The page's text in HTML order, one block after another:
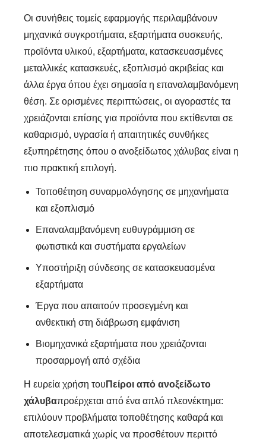
Οι συνήθεις τομείς εφαρμογής περιλαμβάνουν
μηχανικά συγκροτήματα, εξαρτήματα συσκευής,
προϊόντα υλικού, εξαρτήματα, κατασκευασμένες
μεταλλικές κατασκευές, εξοπλισμό ακριβείας και
άλλα έργα όπου έχει σημασία η επαναλαμβανόμενη
θέση. Σε ορισμένες περιπτώσεις, οι αγοραστές τα
χρειάζονται επίσης για προϊόντα που εκτίθενται σε
καθαρισμό, υγρασία ή απαιτητικές συνθήκες
εξυπηρέτησης όπου ο ανοξείδωτος χάλυβας είναι η
πιο πρακτική επιλογή.
Τοποθέτηση συναρμολόγησης σε μηχανήματα
και εξοπλισμό
Επαναλαμβανόμενη ευθυγράμμιση σε
φωτιστικά και συστήματα εργαλείων
Υποστήριξη σύνδεσης σε κατασκευασμένα
εξαρτήματα
Έργα που απαιτούν προσεγμένη και
ανθεκτική στη διάβρωση εμφάνιση
Βιομηχανικά εξαρτήματα που χρειάζονται
προσαρμογή από σχέδια
Η ευρεία χρήση του Πείροι από ανοξείδωτο
χάλυβαπροέρχεται από ένα απλό πλεονέκτημα:
επιλύουν προβλήματα τοποθέτησης καθαρά και
αποτελεσματικά χωρίς να προσθέτουν περιττό